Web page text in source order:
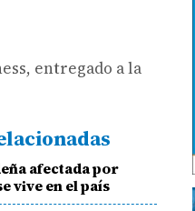
entregado a la
afectada por
vive en el país